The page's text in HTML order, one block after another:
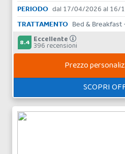
PERIODO dal 17/04/2026 al 16/
TRATTAMENTO Bed &
8.4 Eccellente
396 recensioni
Prezzo
SCOPRI